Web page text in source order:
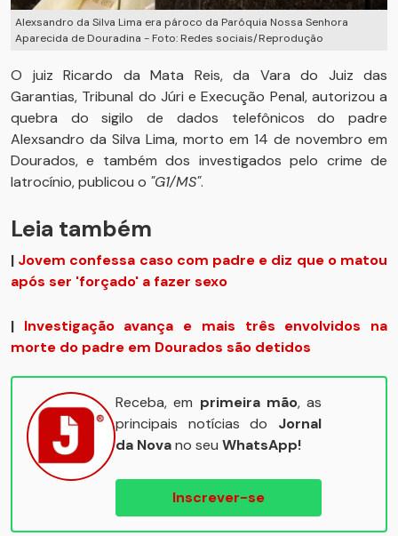
Alexsandro da Silva Lima era pároco da Paróquia Nossa Senhora
Aparecida de Douradina - Foto: Redes sociais/Reprodução
O juiz Ricardo da Mata Reis, da Vara do Juiz das
Garantias, Tribunal do Júri e Execução Penal, autorizou a
quebra do sigilo de dados telefônicos do padre
Alexsandro da Silva Lima, morto em 14 de novembro em
Dourados, e também dos investigados pelo crime de
latrocínio, publicou o "G1/MS".
Leia também
| Jovem confessa caso com padre e diz que o matou
após ser 'forçado' a fazer sexo
| Investigação avança e mais três envolvidos na
morte do padre em Dourados são detidos
Receba, em primeira mão, as
principais notícias do Jornal
da Novano seu WhatsApp!
Inscrever-se